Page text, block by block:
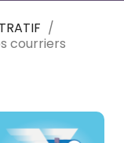
courriers